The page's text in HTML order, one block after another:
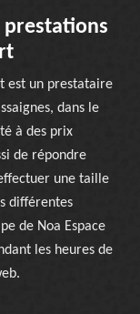
prestations
est un prestataire
dans le
à des prix
de répondre
une taille
différentes
de Noa Espace
les heures de